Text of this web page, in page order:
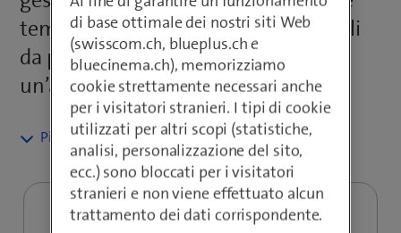
teme di dover affrontare costi difficili
da prevedere. Per fortuna, esiste
un’alternativa.
Noleggiare è meglio che acquistare
Full Service Solution è il pacchetto senza pensieri per la
vostra comunicazione aziendale. Avrete a disposizione
un’infrastruttura di telecomunicazione completa di
di base ottimale dei nostri siti Web
(swisscom.ch, blueplus.ch e
bluecinema.ch), memorizziamo
cookie strettamente necessari anche
per i visitatori stranieri. I tipi di cookie
utilizzati per altri scopi (statistiche,
analisi, personalizzazione del sito,
ecc.) sono bloccati per i visitatori
stranieri e non viene effettuato alcun
trattamento dei dati corrispondente.